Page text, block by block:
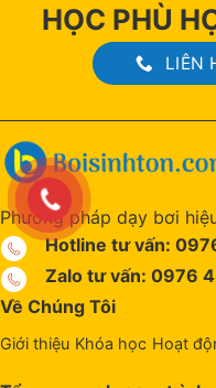
HỌC PHÙ
LIÊN
Phương pháp dạy bơi
Hotline tư vấn:
Zalo tư vấn: 0976
Về Chúng Tôi
Giới thiệu Khóa học Hoạt